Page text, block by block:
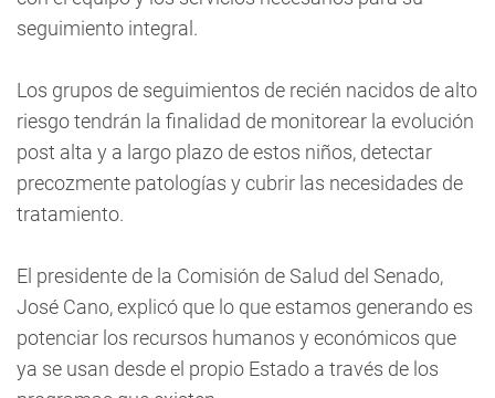
seguimiento integral.
Los grupos de seguimientos de recién nacidos de alto
riesgo tendrán la finalidad de monitorear la evolución
post alta y a largo plazo de estos niños, detectar
precozmente patologías y cubrir las necesidades de
tratamiento.
El presidente de la Comisión de Salud del Senado,
José Cano, explicó que lo que estamos generando es
potenciar los recursos humanos y económicos que
ya se usan desde el propio Estado a través de los